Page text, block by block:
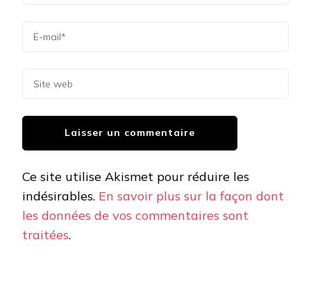
Ce site utilise Akismet pour réduire les
indésirables. En savoir plus sur la façon dont
les données de vos commentaires sont
traitées.